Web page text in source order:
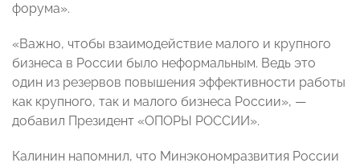
форума».
«Важно, чтобы взаимодействие малого и крупного
бизнеса в России было неформальным. Ведь это
один из резервов повышения эффективности работы
как крупного, так и малого бизнеса России», —
добавил Президент «ОПОРЫ РОССИИ».
Калинин напомнил, что Минэкономразвития России